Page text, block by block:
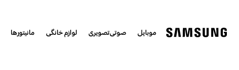
موبایل صوتی‌تصویری لوازم خانگی مانیتورها